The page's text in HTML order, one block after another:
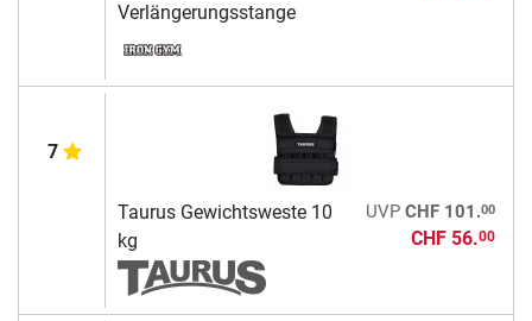
Verlängerungsstange
7
Taurus Gewichtsweste 10
kg
UVP CHF 101.00
CHF 56.00